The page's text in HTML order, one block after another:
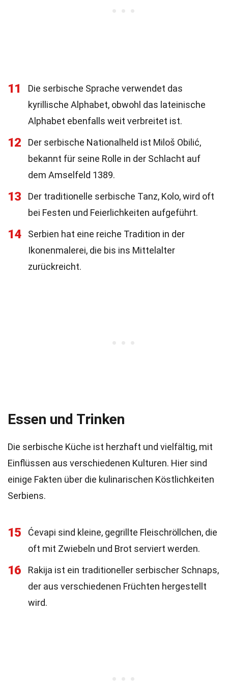
11
Die serbische Sprache verwendet das
kyrillische Alphabet, obwohl das lateinische
Alphabet ebenfalls weit verbreitet ist.
12
Der serbische Nationalheld ist Miloš Obilić,
bekannt für seine Rolle in der Schlacht auf
dem Amselfeld 1389.
13
Der traditionelle serbische Tanz, Kolo, wird oft
bei Festen und Feierlichkeiten aufgeführt.
14
Serbien hat eine reiche Tradition in der
Ikonenmalerei, die bis ins Mittelalter
zurückreicht.
Essen und Trinken
Die serbische Küche ist herzhaft und vielfältig, mit
Einflüssen aus verschiedenen Kulturen. Hier sind
einige Fakten über die kulinarischen Köstlichkeiten
Serbiens.
15
Ćevapi sind kleine, gegrillte Fleischröllchen, die
oft mit Zwiebeln und Brot serviert werden.
16
Rakija ist ein traditioneller serbischer Schnaps,
der aus verschiedenen Früchten hergestellt
wird.